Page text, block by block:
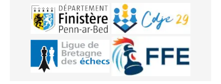
Les scolaires
Les stages
Les infos
Les annonces de tournois